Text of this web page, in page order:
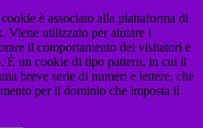
è associato alla piattaforma di
Viene utilizzato per aiutare i
il comportamento dei visitatori e
È un cookie di tipo pattern, in cui il
breve serie di numeri e lettere, che
per il dominio che imposta il